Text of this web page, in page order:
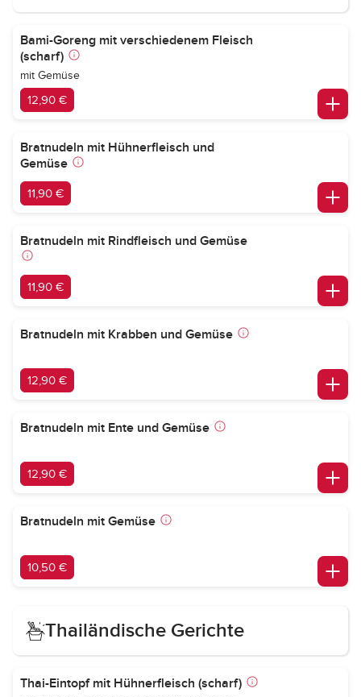
Bami-Goreng mit verschiedenem Fleisch
(scharf)
mit Gemüse
12,90 €
Bratnudeln mit Hühnerfleisch und
Gemüse
11,90 €
Bratnudeln mit Rindfleisch und Gemüse
11,90 €
Bratnudeln mit Krabben und Gemüse
12,90 €
Bratnudeln mit Ente und Gemüse
12,90 €
Bratnudeln mit Gemüse
10,50 €
Thailändische Gerichte
Thai-Eintopf mit Hühnerfleisch (scharf)